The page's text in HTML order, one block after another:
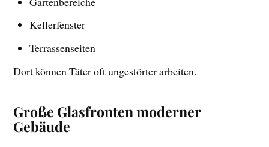
Kellerfenster
Terrassenseiten
Dort können Täter oft ungestörter arbeiten.
Große Glasfronten moderner
Gebäude